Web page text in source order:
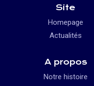
Site
Homepage
Actualités
A propos
Notre histoire